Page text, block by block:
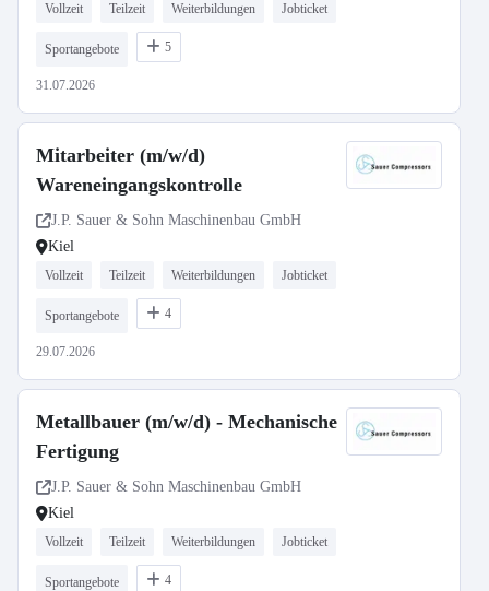
Vollzeit Teilzeit Weiterbildungen Jobticket
Sportangebote 5
31.07.2026
Mitarbeiter (m/w/d)
Wareneingangskontrolle
J.P. Sauer & Sohn Maschinenbau GmbH
Kiel
Vollzeit Teilzeit Weiterbildungen Jobticket
Sportangebote 4
29.07.2026
Metallbauer (m/w/d) - Mechanische
Fertigung
J.P. Sauer & Sohn Maschinenbau GmbH
Kiel
Vollzeit Teilzeit Weiterbildungen Jobticket
Sportangebote 4